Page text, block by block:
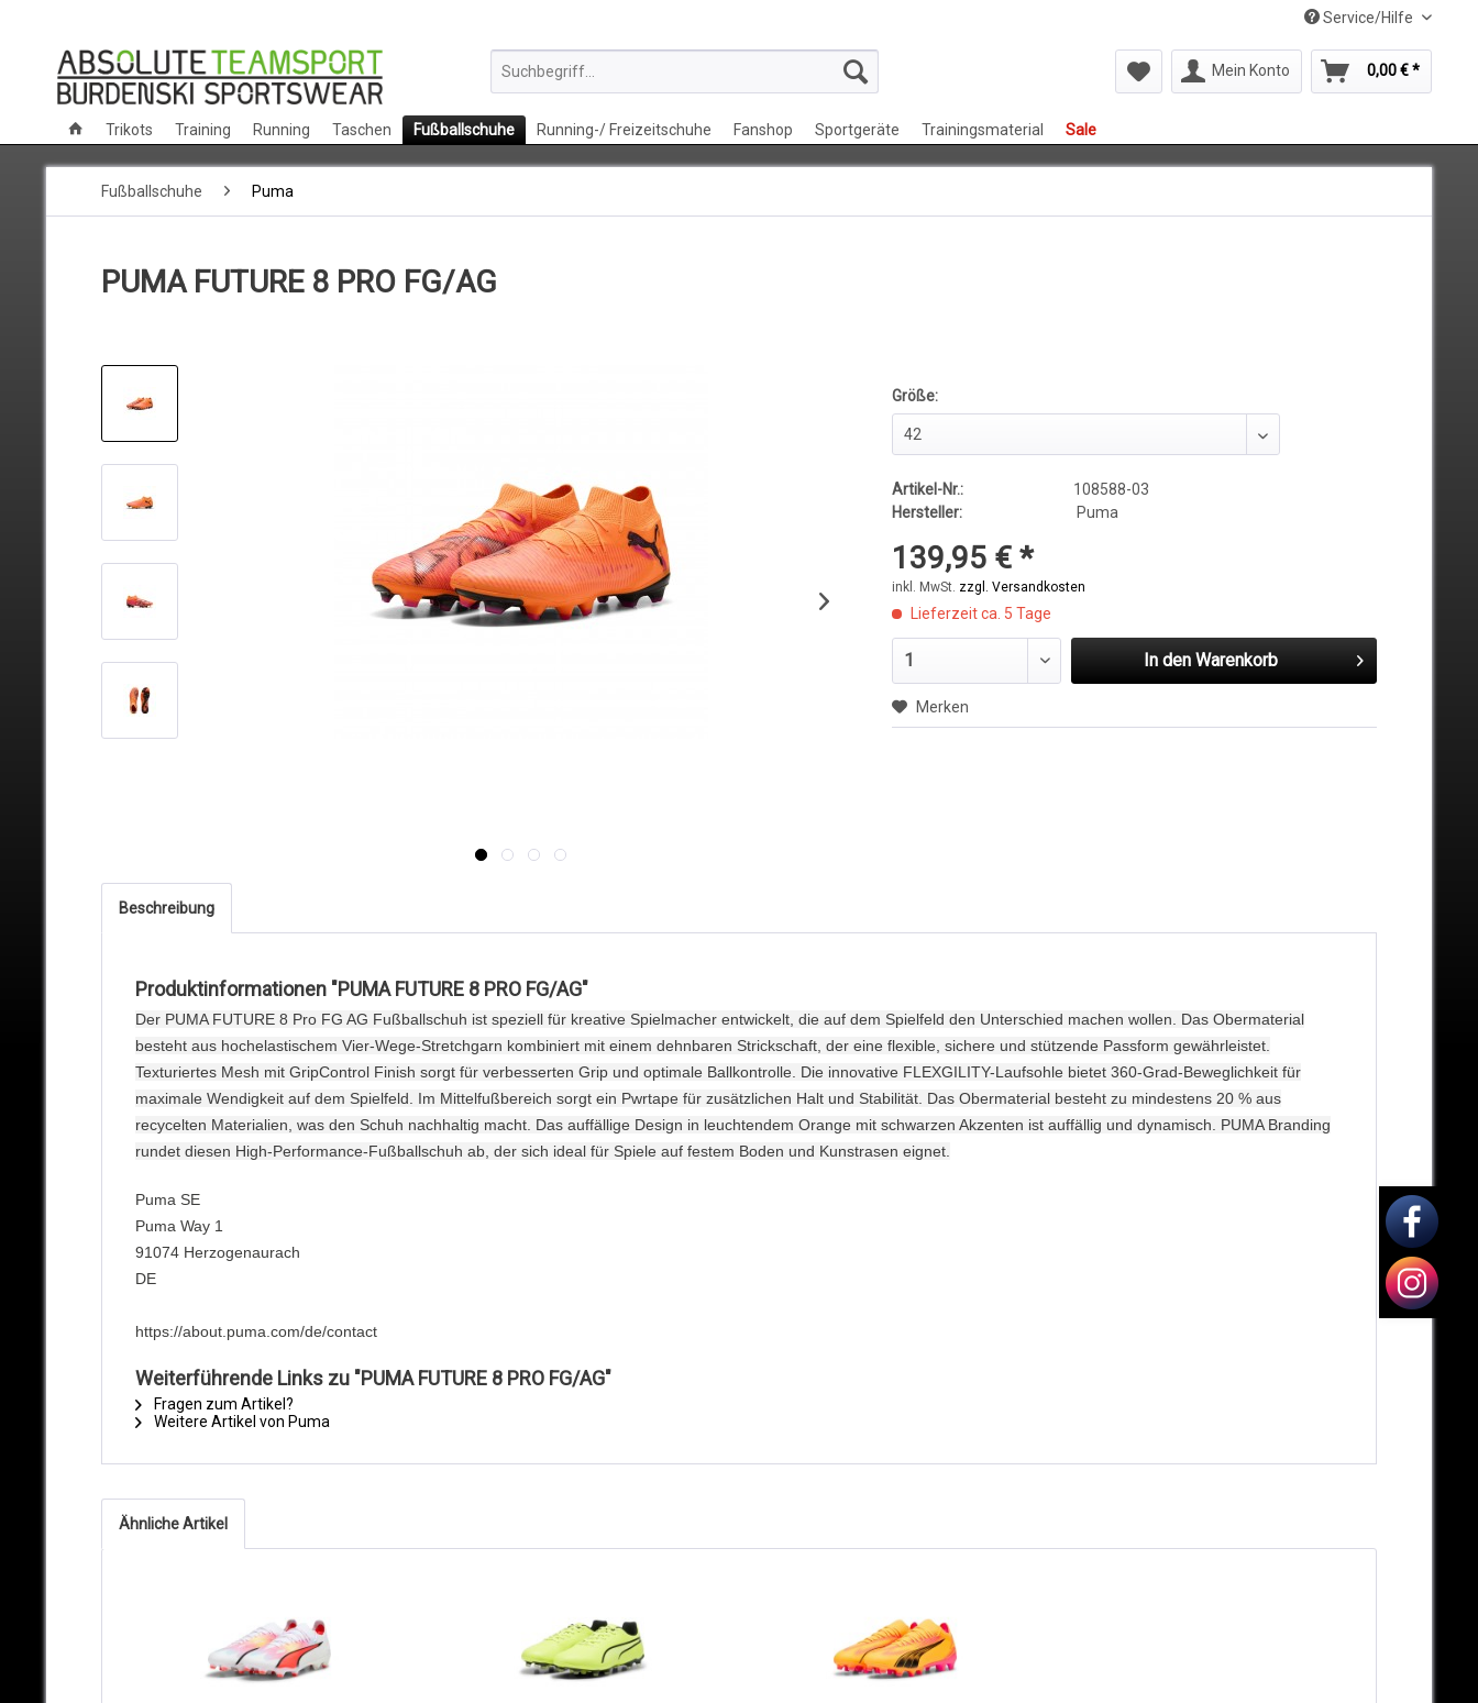
Service/Hilfe
Mein Konto 0,00 € *
Trikots Training Running Taschen Fußballschuhe Running-/ Freizeitschuhe Fanshop Sportgeräte Trainingsmaterial Sale
Fußballschuhe Puma
PUMA FUTURE 8 PRO FG/AG
Größe:
Artikel-Nr.:
108588-03
Hersteller:
Puma
139,95 € *
inkl. MwSt. zzgl. Versandkosten
Lieferzeit ca. 5 Tage
In den Warenkorb
Merken
Beschreibung
Produktinformationen "PUMA FUTURE 8 PRO FG/AG"
Der PUMA FUTURE 8 Pro FG AG Fußballschuh ist speziell für kreative Spielmacher entwickelt, die auf dem Spielfeld den Unterschied machen wollen. Das Obermaterial
besteht aus hochelastischem Vier-Wege-Stretchgarn kombiniert mit einem dehnbaren Strickschaft, der eine flexible, sichere und stützende Passform gewährleistet.
Texturiertes Mesh mit GripControl Finish sorgt für verbesserten Grip und optimale Ballkontrolle. Die innovative FLEXGILITY-Laufsohle bietet 360-Grad-Beweglichkeit für
maximale Wendigkeit auf dem Spielfeld. Im Mittelfußbereich sorgt ein Pwrtape für zusätzlichen Halt und Stabilität. Das Obermaterial besteht zu mindestens 20 % aus
recycelten Materialien, was den Schuh nachhaltig macht. Das auffällige Design in leuchtendem Orange mit schwarzen Akzenten ist auffällig und dynamisch. PUMA Branding
rundet diesen High-Performance-Fußballschuh ab, der sich ideal für Spiele auf festem Boden und Kunstrasen eignet.
Puma SE
Puma Way 1
91074 Herzogenaurach
DE
https://about.puma.com/de/contact
Weiterführende Links zu "PUMA FUTURE 8 PRO FG/AG"
Fragen zum Artikel?
Weitere Artikel von Puma
Ähnliche Artikel